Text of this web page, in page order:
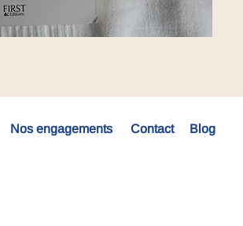
Nos engagements
Contact Blog